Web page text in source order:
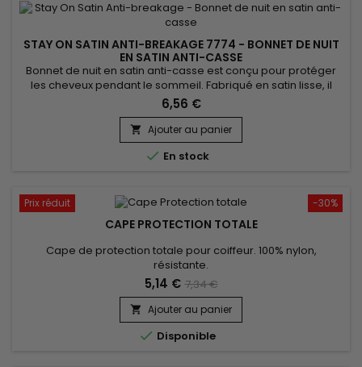
STAY ON SATIN ANTI-BREAKAGE 7774 - BONNET DE NUIT
EN SATIN ANTI-CASSE
Bonnet de nuit en satin anti-casse est conçu pour protéger
les cheveux pendant le sommeil. Fabriqué en satin lisse, il
réduit la friction et prévient la casse des cheveux, tout en
maintenant l'hydratation naturelle. Stay On Satin anti-
breakage aide à conserver les coiffures plus longtemps,
évitant ainsi les nœuds et les frisottis. Il est doux au toucher...
6,56 €
 Ajouter au panier
 En stock
-30%
Prix réduit
CAPE PROTECTION TOTALE
Cape de protection totale pour coiffeur. 100% nylon,
résistante.
5,14 € 7,34 €
 Ajouter au panier
 Disponible